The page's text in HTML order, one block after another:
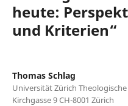
heute:
und Kriterien“
Thomas Schlag
Universität Zürich
Kirchgasse 9 CH-8001 Zürich